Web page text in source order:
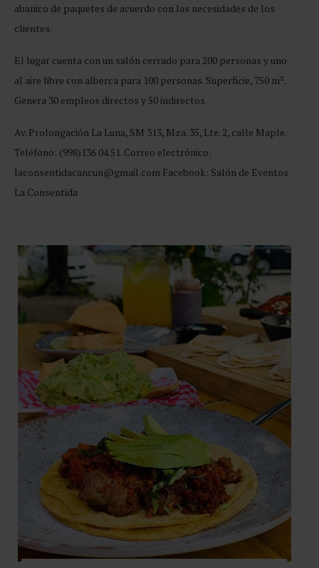
abanico de paquetes de acuerdo con las necesidades de los
clientes.
El lugar cuenta con un salón cerrado para 200 personas y uno
al aire libre con alberca para 100 personas. Superficie, 750 m².
Genera 30 empleos directos y 50 indirectos.
Av. Prolongación La Luna, SM 313, Mza. 35, Lte. 2, calle Maple.
Teléfono: (998)136 04 51. Correo electrónico:
laconsentidacancun@gmail.com Facebook: Salón de Eventos
La Consentida